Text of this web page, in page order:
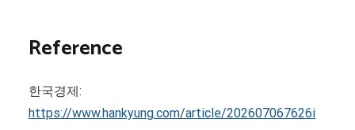
Reference
한국경제:
https://www.hankyung.com/article/202607067626i